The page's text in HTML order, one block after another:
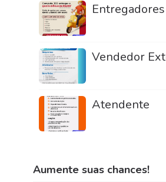
Entregadores
Vendedor
Atendente
Aumente suas chances!